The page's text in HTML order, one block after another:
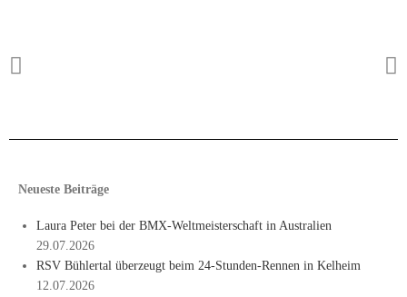
Neueste Beiträge
Laura Peter bei der BMX-Weltmeisterschaft in Australien
29.07.2026
RSV Bühlertal überzeugt beim 24-Stunden-Rennen in Kelheim
12.07.2026